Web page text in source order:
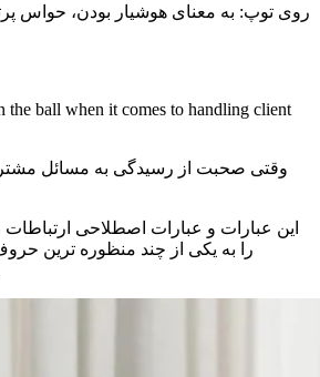
the ball when it comes to handling client
وقتی صحبت از رسیدگی به مسائل
این عبارات و عبارات اصطلاحی